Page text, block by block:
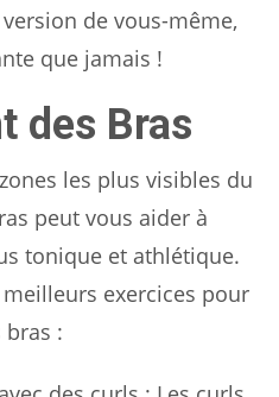
de vous-même,
que jamais !
des Bras
les plus visibles du
peut vous aider à
tonique et athlétique.
exercices pour
: